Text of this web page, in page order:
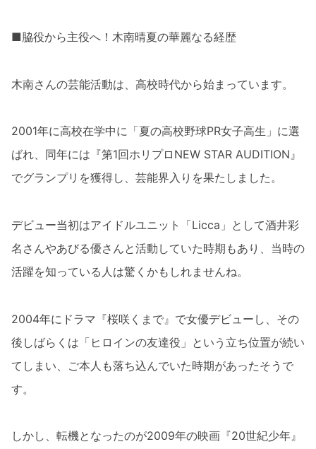
■脇役から主役へ！木南晴夏の華麗なる経歴
木南さんの芸能活動は、高校時代から始まっています。
2001年に高校在学中に「夏の高校野球PR女子高生」に選
ばれ、同年には『第1回ホリプロNEW STAR AUDITION』
でグランプリを獲得し、芸能界入りを果たしました。
デビュー当初はアイドルユニット「Licca」として酒井彩
名さんやあびる優さんと活動していた時期もあり、当時の
活躍を知っている人は驚くかもしれませんね。
2004年にドラマ『桜咲くまで』で女優デビューし、その
後しばらくは「ヒロインの友達役」という立ち位置が続い
てしまい、ご本人も落ち込んでいた時期があったそうで
す。
しかし、転機となったのが2009年の映画『20世紀少年』